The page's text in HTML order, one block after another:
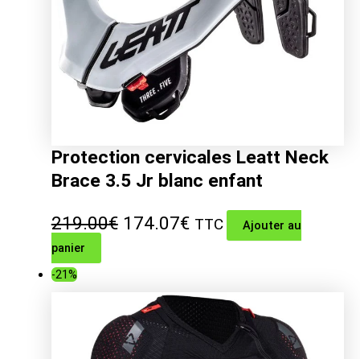
Protection cervicales Leatt Neck
Brace 3.5 Jr blanc enfant
219.00€ Le
était :
219.00€.
174.07€Le
est :
174.07€.
TTC
Ajouter au
panier
-21%